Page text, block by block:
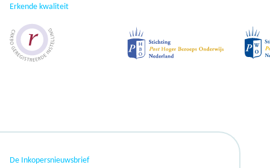
Erkende kwaliteit
De Inkopersnieuwsbrief